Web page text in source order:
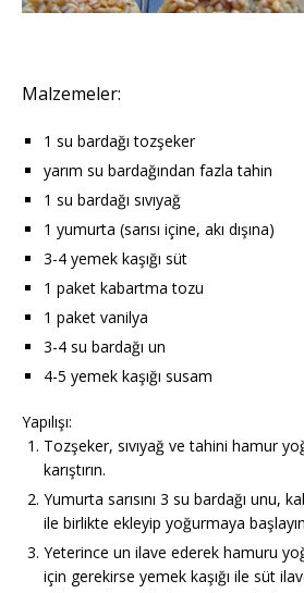
Malzemeler:
1 su bardağı tozşeker
yarım su bardağından fazla tahin
1 su bardağı sıvıyağ
1 yumurta (sarısı içine, akı dışına)
3-4 yemek kaşığı süt
1 paket kabartma tozu
1 paket vanilya
3-4 su bardağı un
4-5 yemek kaşığı susam
Yapılışı:
Tozşeker, sıvıyağ ve tahini hamur
karıştırın.
Yumurta sarısını 3 su bardağı unu,
ile birlikte ekleyip yoğurmaya
Yeterince un ilave ederek hamuru
için gerekirse yemek kaşığı ile süt